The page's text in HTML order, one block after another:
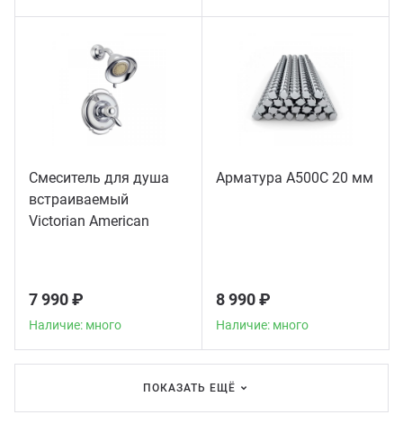
Смеситель для душа
встраиваемый
Victorian American
7 990 ₽
Наличие: много
Арматура А500С 20 мм
8 990 ₽
Наличие: много
ПОКАЗАТЬ ЕЩЁ